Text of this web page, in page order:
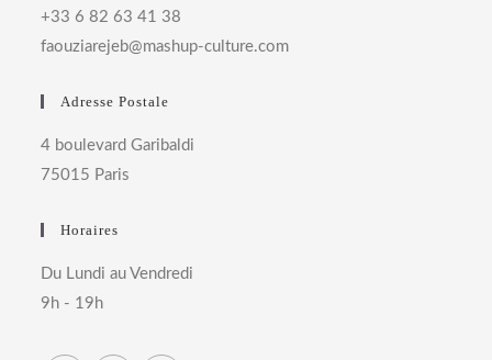
+33 6 82 63 41 38
faouziarejeb@mashup-culture.com​
Adresse Postale
4 boulevard Garibaldi
75015 Paris
Horaires
Du Lundi au Vendredi
9h - 19h